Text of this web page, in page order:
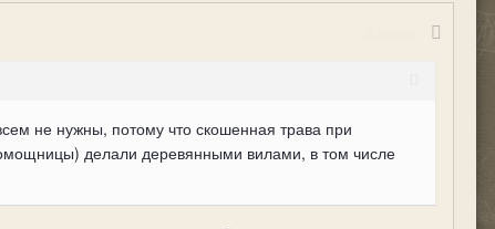
не нужны, потому что скошенная трава при
делали деревянными вилами, в том числе